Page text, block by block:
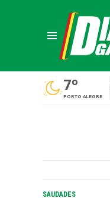
7º
PORTO ALEGRE
SAUDADES